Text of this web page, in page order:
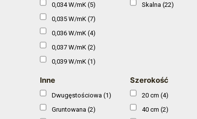
0,034 W/mK (5)
0,035 W/mK (7)
0,036 W/mK (4)
0,037 W/mK (2)
0,039 W/mK (1)
Skalna (22)
Inne
Dwugęstościowa (1)
Gruntowana (2)
Szerokość
20 cm (4)
40 cm (2)